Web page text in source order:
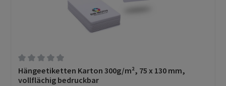
Durchschnittliche Bewertung von 0 von 5 Sternen
Hängeetiketten Karton 300g/m², 75 x 130 mm,
vollflächig bedruckbar